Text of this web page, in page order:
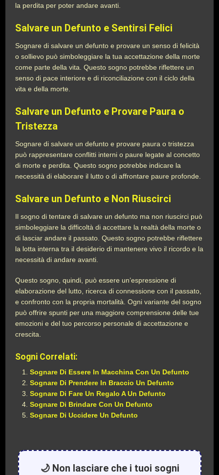
la perdita per poter andare avanti.
Salvare un Defunto e Sentirsi Felici
Sognare di salvare un defunto e provare un senso di felicità
o sollievo può simboleggiare la tua accettazione della morte
come parte della vita. Questo sogno potrebbe riflettere un
senso di pace interiore e di riconciliazione con il ciclo della
vita e della morte.
Salvare un Defunto e Provare Paura o
Tristezza
Sognare di salvare un defunto e provare paura o tristezza
può rappresentare conflitti interni o paure legate al concetto
di morte e perdita. Questo sogno potrebbe indicare la
necessità di elaborare il lutto o di affrontare paure profonde.
Salvare un Defunto e Non Riuscirci
Il sogno di tentare di salvare un defunto ma non riuscirci può
simboleggiare la difficoltà di accettare la realtà della morte o
di lasciar andare il passato. Questo sogno potrebbe riflettere
la lotta interna tra il desiderio di mantenere vivo il ricordo e la
necessità di andare avanti.
Questo sogno, quindi, può essere un’espressione di
elaborazione del lutto, ricerca di connessione con il passato,
e confronto con la propria mortalità. Ogni variante del sogno
può offrire spunti per una maggiore comprensione delle tue
emozioni e del tuo percorso personale di accettazione e
crescita.
Sogni Correlati:
Sognare Di Essere In Macchina Con Un Defunto
Sognare Di Prendere In Braccio Un Defunto
Sognare Di Fare Un Regalo A Un Defunto
Sognare Di Brindare Con Un Defunto
Sognare Di Uccidere Un Defunto
🌙 Non lasciare che i tuoi sogni